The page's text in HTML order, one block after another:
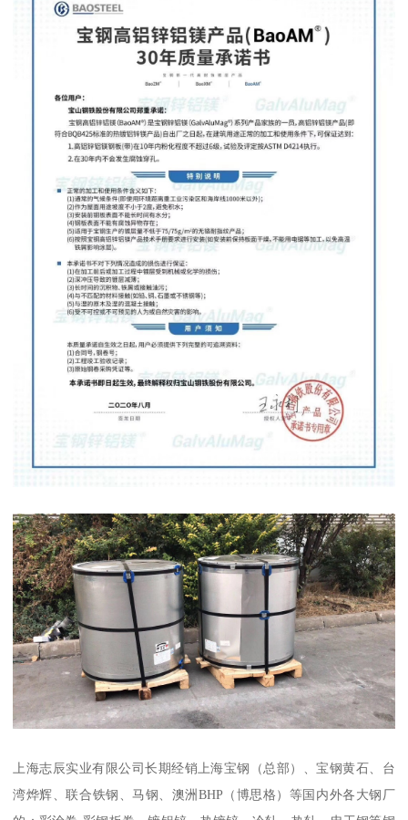
上海志辰实业有限公司长期经销上海宝钢（总部）、宝钢黄石、台
湾烨辉、联合铁钢、马钢、澳洲BHP（博思格）等国内外各大钢厂